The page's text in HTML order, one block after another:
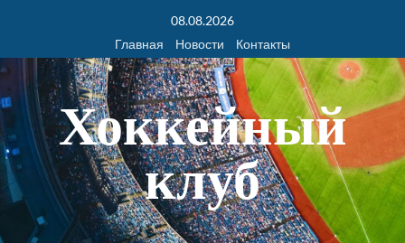
08.08.2026
Главная
Новости Контакты
Хоккейный
клуб